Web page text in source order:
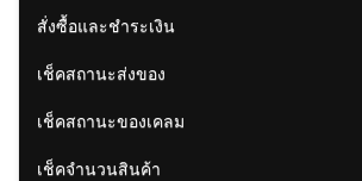
สั่งซื้อและชำระเงิน
เช็คสถานะส่งของ
เช็คสถานะของเคลม
เช็คจำนวนสินค้า